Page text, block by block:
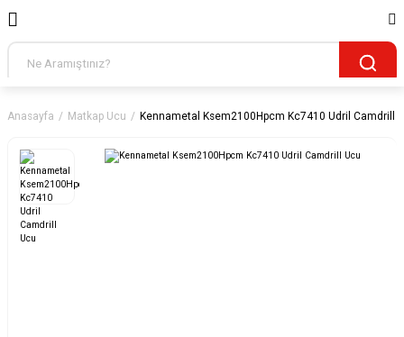
Anasayfa Matkap Ucu Kennametal Ksem2100Hpcm Kc7410 Udril Camdrill